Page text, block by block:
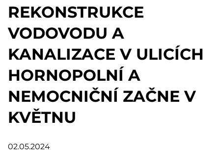
REKONSTRUKCE
VODOVODU A
KANALIZACE V ULICÍCH
HORNOPOLNÍ A
NEMOCNIČNÍ ZAČNE V
KVĚTNU
02.05.2024